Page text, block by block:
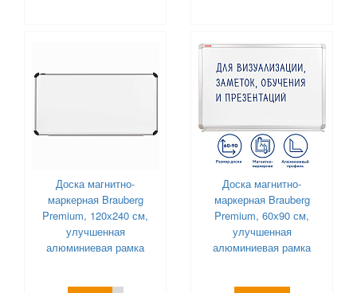
Доска магнитно-
маркерная Brauberg
Premium, 120х240 см,
улучшенная
алюминиевая рамка
Доска магнитно-
маркерная Brauberg
Premium, 60х90 см,
улучшенная
алюминиевая рамка